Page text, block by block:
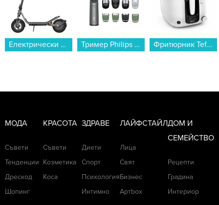
Тример Philips MG7935/15... Фритюрник Tefal FR314030... Пералня Gorenje WNHPI94A1PS , 1400 об./мин., 9.00 kg, A , Бял...
МОДА
Съвети
Тенденции
Дрескод
Шопинг
КРАСОТА
Съвети
Козметика
Коса
ЗДРАВЕ
Диети
Спорт
Психология
Интимно
ЛАЙФСТАЙЛ
Лица
Свят
Бизнес
Артbox
ДОМ И
СЕМЕЙСТВО
Рецепти
Градина
Интериор